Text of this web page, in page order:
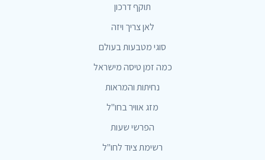
תוקף דרכון
לאן צריך ויזה
סוגי מטבעות בעולם
כמה זמן טיסה מישראל
נחיתות והמראות
מזג אוויר בחו"ל
הפרשי שעות
רשימת ציוד לחו"ל